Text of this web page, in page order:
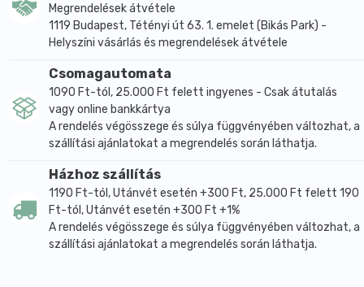
Megrendelések átvétele
1119 Budapest, Tétényi út 63. 1. emelet (Bikás Park) -
Helyszíni vásárlás és megrendelések átvétele
Csomagautomata
1090 Ft-tól, 25.000 Ft felett ingyenes - Csak átutalás
vagy online bankkártya
A rendelés végösszege és súlya függvényében változhat, a
szállítási ajánlatokat a megrendelés során láthatja.
Házhoz szállítás
1190 Ft-tól, Utánvét esetén +300 Ft, 25.000 Ft felett 190
Ft-tól, Utánvét esetén +300 Ft +1%
A rendelés végösszege és súlya függvényében változhat, a
szállítási ajánlatokat a megrendelés során láthatja.